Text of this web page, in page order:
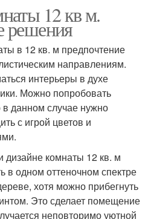
12 кв м.
решения
в 12 кв. м предпочтение
направлениям.
интерьеры в духе
Можно попробовать
в данном случае нужно
с игрой цветов и
комнаты 12 кв. м
в одном оттеночном спектре
хотя можно прибегнуть
Это сделает помещение
неповторимо уютной